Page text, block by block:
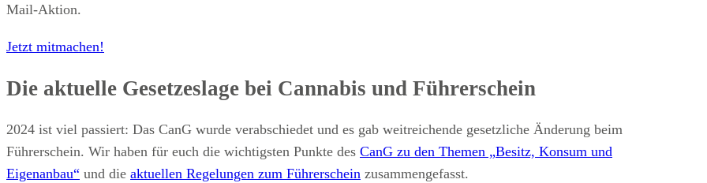
Mail-Aktion.
Jetzt mitmachen!
Die aktuelle Gesetzeslage bei Cannabis und Führerschein
2024 ist viel passiert: Das CanG wurde verabschiedet und es gab weitreichende gesetzliche Änderung beim
Führerschein. Wir haben für euch die wichtigsten Punkte des CanG zu den Themen „Besitz, Konsum und
Eigenanbau“ und die aktuellen Regelungen zum Führerschein zusammengefasst.